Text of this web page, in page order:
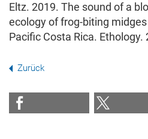
Eltz. 2019. The sound of a
ecology of frog‐biting
Pacific Costa Rica. Ethology.
Zurück